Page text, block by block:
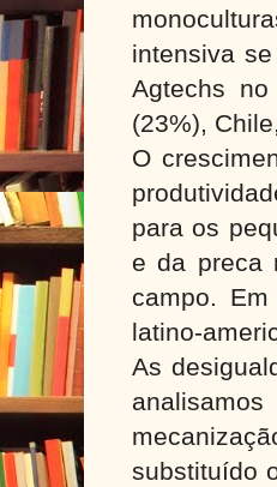
intensiva
Agtechs
(23%),
O
para os
e da preca
campo.
latino-
As
substituído